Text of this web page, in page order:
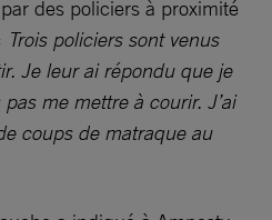
des policiers à proximité
Trois policiers sont venus
Je leur ai répondu que je
me mettre à courir. J’ai
coups de matraque au